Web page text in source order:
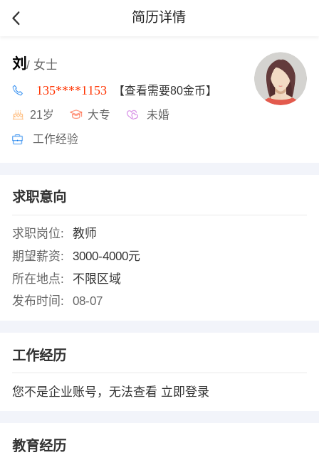
简历详情
刘 / 女士
135****1153 【查看需要80金币】
21岁 大专 未婚
工作经验
求职意向
求职岗位:
教师
期望薪资:
3000-4000元
所在地点:
不限区域
发布时间:
08-07
工作经历
您不是企业账号，无法查看 立即登录
教育经历